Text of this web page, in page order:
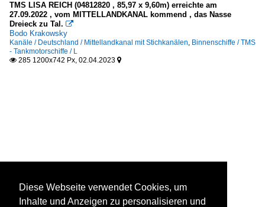
TMS LISA REICH (04812820 , 85,97 x 9,60m) erreichte am
27.09.2022 , vom MITTELLANDKANAL kommend , das Nasse
Dreieck zu Tal. 
Bodo Krakowsky
Kanäle / Deutschland / Mittellandkanal mit Stichkanälen, Binnenschiffe / TMS
- Tankmotorschiffe / L
 285 1200x742 Px, 02.04.2023 
Diese Webseite verwendet Cookies, um
Inhalte und Anzeigen zu personalisieren und